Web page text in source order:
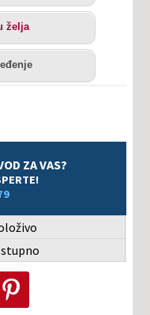
želja
ZA VAS?
Podeli na Pinterest-u